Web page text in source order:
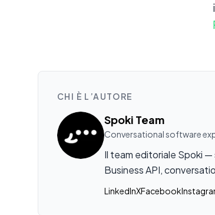
CHI È L’AUTORE
Spoki Team
Conversational software
Il team editoriale Spoki
Business API,
LinkedInXFacebook